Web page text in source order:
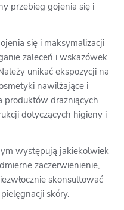
przebieg gojenia się i
się i maksymalizacji
zaleceń i wskazówek
unikać ekspozycji na
nawilżające i
produktów drażniących
dotyczących higieny i
występują jakiekolwiek
zaczerwienienie,
skonsultować
skóry.